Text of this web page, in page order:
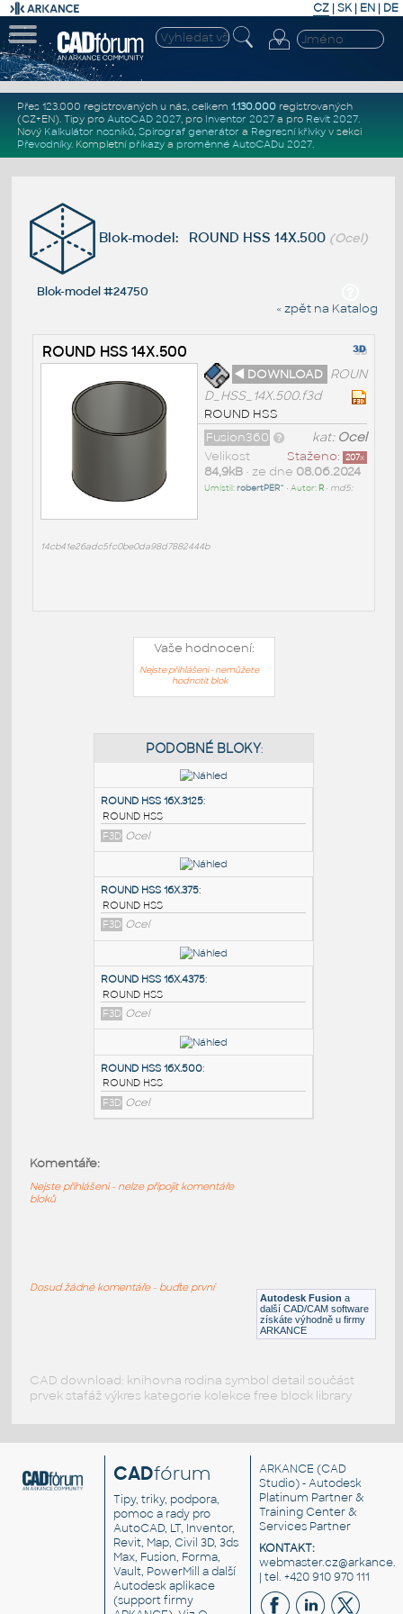
CZ | SK| EN | DE
Přes 123.000 registrovaných u nás, celkem 1.130.000registrovaných
(CZ+EN). Tipy pro AutoCAD 2027, pro Inventor 2027a pro Revit 2027.
Nový Kalkulátor nosníků, Spirograf generátor a Regresní křivkyv sekci
Převodníky. Kompletní příkazya proměnné AutoCADu 2027.
Blok-model: ROUND HSS 14X.500 (Ocel)
Blok-model #24750
« zpět na Katalog
ROUND HSS 14X.500
◄ DOWNLOAD ROUN
D_HSS_14X.500.f3d
ROUND HSS
kat: Ocel
Fusion360
Staženo: 207x
Velikost
84,9kB• ze dne 08.06.2024
Umístil:robertPER^ • Autor: R• md5:
14cb41e26adc5fc0be0da98d7882444b
Vaše hodnocení:
Nejste přihlášeni - nemůžete
hodnotit blok
PODOBNÉ BLOKY:
ROUND HSS 16X.3125:
ROUND HSS
F3D Ocel
ROUND HSS 16X.375
ROUND HSS
F3D Ocel
F3D Ocel
Autodesk Fusion a
další CAD/CAM software
získáte výhodně u firmy
ARKANCE
Komentáře:
Nejste přihlášeni - nelze připojit komentáře
bloků
Dosud žádné komentáře - buďte první
CAD download: knihovna rodina symbol detail součást
prvek stafáž výkres kategorie kolekce free block library
CADfórum
Tipy, triky, podpora,
pomoc a rady pro
AutoCAD, LT, Inventor,
Revit, Map, Civil 3D, 3ds
Max, Fusion, Forma,
Vault, PowerMill a další
Autodesk aplikace
(support firmy
ARKANCE (CAD
Studio) - Autodesk
Platinum Partner &
Training Center &
Services Partner
KONTAKT:
| tel. +420 910 970 111